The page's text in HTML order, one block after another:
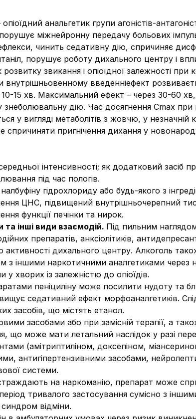
анальгетик групи агоністів-
міжнейронну передачу больових
чинить седативну дію, спричиняє
порушує роботу дихального центру і
звикання і опіоїдної залежності при
внутрішньовенному введенніефект
15 хв. Максимальний ефект – через 30-60 хв,
дію. Час досягнення Сmax при
у вигляді метаболітів з жовчю, у незначній
спричиняти пригнічення дихання у
інтенсивності; як додатковий засіб
під час пологів.
гідрохлориду або будь-якого з
ЦНС, підвищений внутрішньочерепний
функції печінки та нирок.
інші види взаємодій. Під пильним
препаратів, анксіолітиків,
дихального центру. Алкоголь
іншими наркотичними аналгетиками через
хворих із залежністю до опіоїдів.
пеніциліну може посилити нудоту та
седативний ефект морфоаналгетиків.
засобів, що містять етанол.
засобами або при замісній терапії, а
що може мати летальний наслідок у разі
(амітриптиліном, доксепіном,
антигіпертензивними засобами,
системи.
на наркоманію, препарат може
тривалого застосування сумісно з
відміни.